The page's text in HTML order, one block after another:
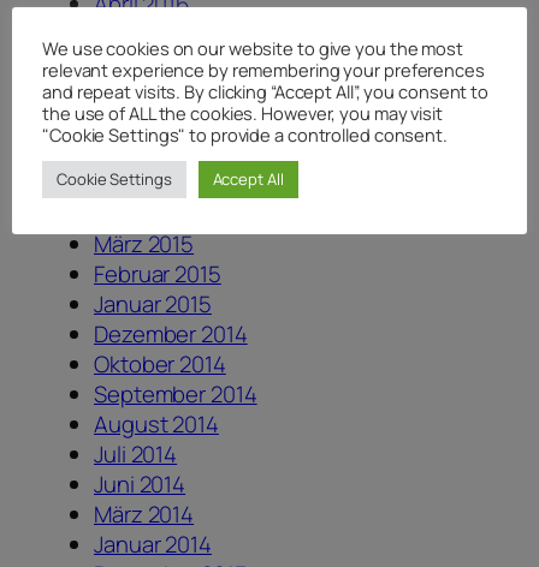
Februar 2016
November 2015
Oktober 2015
September 2015
August 2015
Mai 2015
März 2015
Februar 2015
Januar 2015
Dezember 2014
Oktober 2014
September 2014
August 2014
Juli 2014
Juni 2014
März 2014
Januar 2014
We use cookies on our website to give you the most
relevant experience by remembering your preferences
and repeat visits. By clicking “Accept All”, you consent to
the use of ALL the cookies. However, you may visit
"Cookie Settings" to provide a controlled consent.
Cookie Settings Accept All